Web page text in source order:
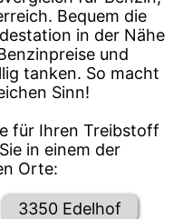
Bequem die
in der Nähe
und
tanken. So macht
Sinn!
für Ihren Treibstoff
in einem der
Orte:
3350 Edelhof